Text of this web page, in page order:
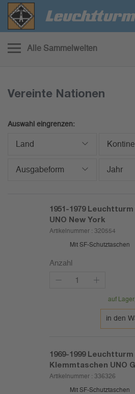
Alle Sammelwelten
Vereinte Nationen
Auswahl eingrenzen:
Land
Ausgabeform Jahr
1951-1979
UNO New York
Artikelnummer : 320554
Mit SF-Schutztaschen
Anzahl
auf
in den
1969-1999
Klemmtaschen UNO
Artikelnummer : 336326
Mit SF-Schutztaschen